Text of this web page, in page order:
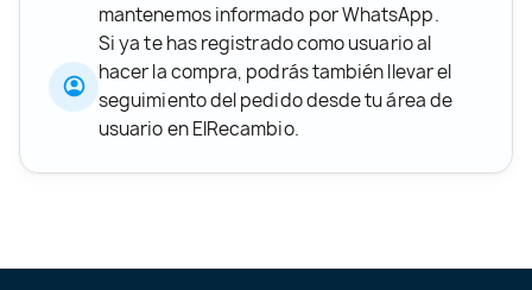
mantenemos informado por WhatsApp.
Si ya te has registrado como usuario al
hacer la compra, podrás también llevar el
seguimiento del pedido desde tu área de
usuario en ElRecambio.